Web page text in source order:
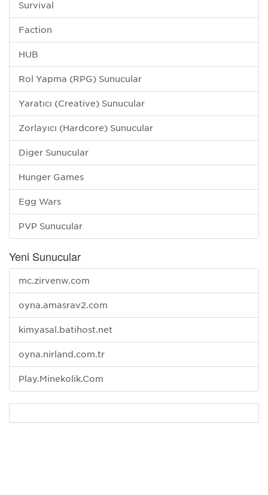
Survival
Faction
HUB
Rol Yapma (RPG) Sunucular
Yaratıcı (Creative) Sunucular
Zorlayıcı (Hardcore) Sunucular
Diğer Sunucular
Hunger Games
Egg Wars
PVP Sunucular
Yeni Sunucular
mc.zirvenw.com
oyna.amasrav2.com
kimyasal.batihost.net
oyna.nirland.com.tr
Play.Minekolik.Com